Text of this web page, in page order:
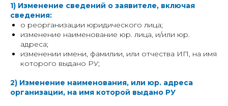
1) Изменение сведений о заявителе, включая
сведения:
о реорганизации юридического лица;
изменение наименование юр. лица, и/или юр.
адреса;
изменении имени, фамилии, или отчества ИП, на имя
которого выдано РУ;
2) Изменение наименования, или юр. адреса
организации, на имя которой выдано РУ